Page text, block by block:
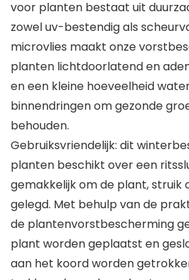
voor planten bestaat uit
zowel uv-bestendig als
microvlies maakt onze
planten lichtdoorlatend en
en een kleine hoeveelheid
binnendringen om gezonde
behouden.
Gebruiksvriendelijk: dit
planten beschikt over een
gemakkelijk om de plant, struik
gelegd. Met behulp van de
de plantenvorstbescherming
plant worden geplaatst en
aan het koord worden